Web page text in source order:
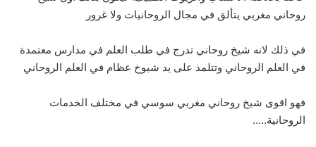
روحاني مغربي يتألق في مجال الروحانيات ولا غرور
في ذلك لانه شيخ روحاني تدرج في طلب العلم في مدارس معتمدة
في العلم الروحاني وتتلمذ على يد شيوخ عظام في العلم الروحاني
فهو اقوى شيخ روحاني مغربي سوسي في مختلف الخدمات
الروحانية…..